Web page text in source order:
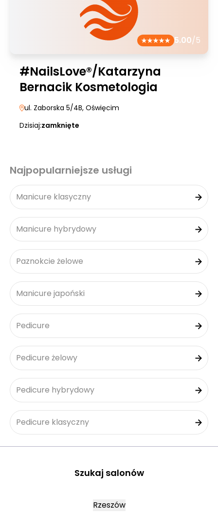
5.00/5
#NailsLove®/Katarzyna
Bernacik Kosmetologia
ul. Zaborska 5/4B, Oświęcim
Dzisiaj:zamknięte
Najpopularniejsze usługi
Manicure klasyczny
Manicure hybrydowy
Paznokcie żelowe
Manicure japoński
Pedicure
Pedicure żelowy
Pedicure hybrydowy
Pedicure klasyczny
Szukaj salonów
Rzeszów